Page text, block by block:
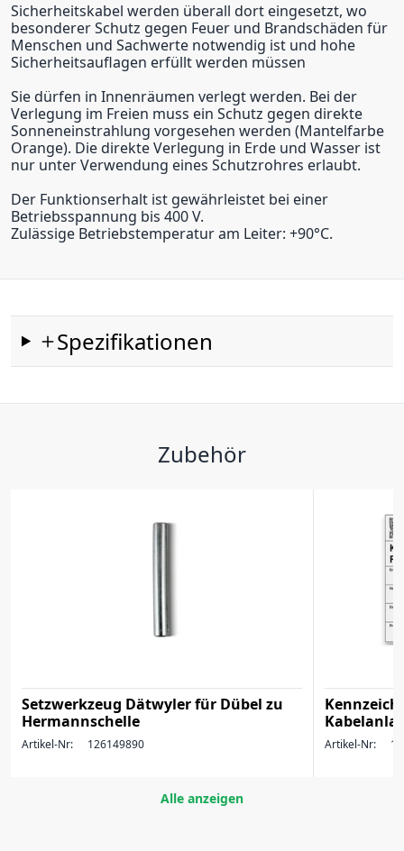
Sicherheitskabel werden überall dort eingesetzt, wo
besonderer Schutz gegen Feuer und Brandschäden für
Menschen und Sachwerte notwendig ist und hohe
Sicherheitsauflagen erfüllt werden müssen
Sie dürfen in Innenräumen verlegt werden. Bei der
Verlegung im Freien muss ein Schutz gegen direkte
Sonneneinstrahlung vorgesehen werden (Mantelfarbe
Orange). Die direkte Verlegung in Erde und Wasser ist
nur unter Verwendung eines Schutzrohres erlaubt.
Der Funktionserhalt ist gewährleistet bei einer
Betriebsspannung bis 400 V.
Zulässige Betriebstemperatur am Leiter: +90°C.
Spezifikationen
Zubehör
Setzwerkzeug Dätwyler für Dübel zu
Hermannschelle
Artikel-Nr: 126149890 Artikel-Nr:
Alle anzeigen